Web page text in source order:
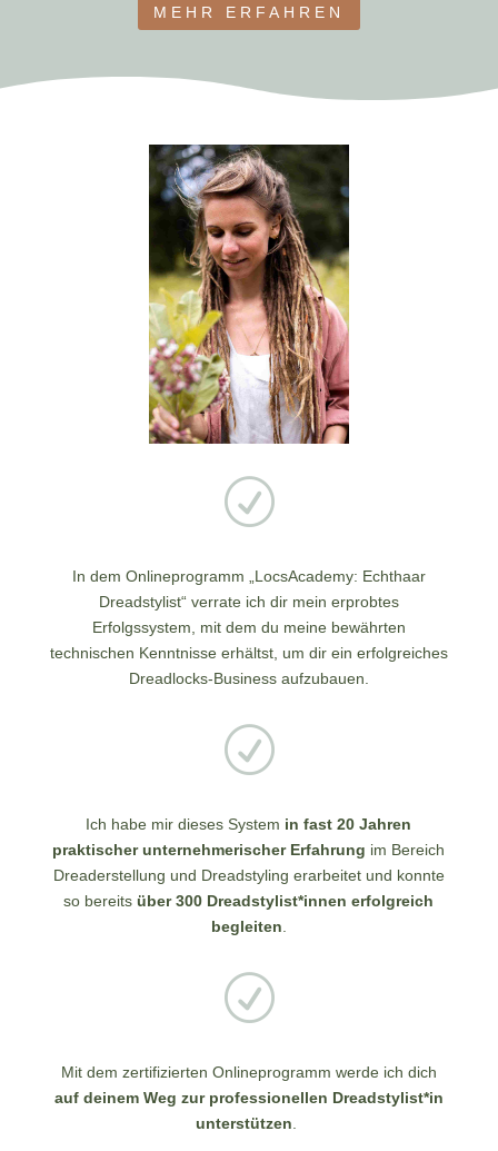
MEHR ERFAHREN
R
In dem Onlineprogramm „LocsAcademy: Echthaar
Dreadstylist“ verrate ich dir mein erprobtes
Erfolgssystem, mit dem du meine bewährten
technischen Kenntnisse erhältst, um dir ein erfolgreiches
Dreadlocks-Business aufzubauen.
R
Ich habe mir dieses System in fast 20 Jahren
praktischer unternehmerischer Erfahrung im Bereich
Dreaderstellung und Dreadstyling erarbeitet und konnte
so bereitsüber 300 Dreadstylist*innen erfolgreich
begleiten
R
Mit dem zertifizierten Onlineprogramm werde ich dich
auf deinem Weg zur professionellen Dreadstylist*in
unterstützen